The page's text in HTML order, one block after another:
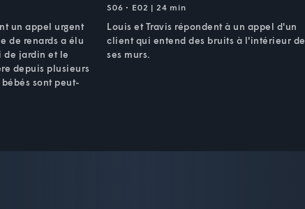
un appel urgent
de renards a élu
de jardin et le
depuis plusieurs
sont peut-
S06 • E02 | 24 min
Louis et Travis répondent à un appel d'un
client qui entend des bruits à l'intérieur de
ses murs.